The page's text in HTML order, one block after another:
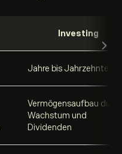
Investing
Jahre bis Jahrzehnte
Vermögensaufbau durch
Wachstum und
Dividenden